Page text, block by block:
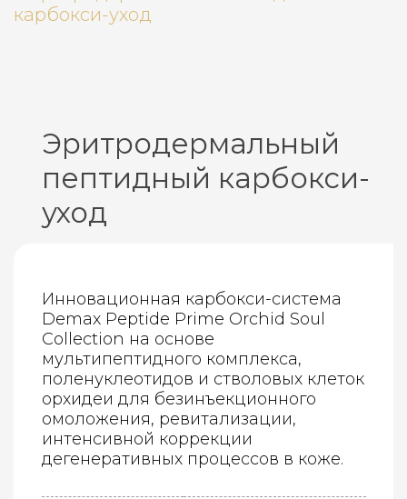
Эритродермальный
пептидный карбокси-
уход
Инновационная карбокси-система
Demax Peptide Prime Orchid Soul
Collection на основе
мультипептидного комплекса,
поленуклеотидов и стволовых клеток
орхидеи для безинъекционного
омоложения, ревитализации,
интенсивной коррекции
дегенеративных процессов в коже.